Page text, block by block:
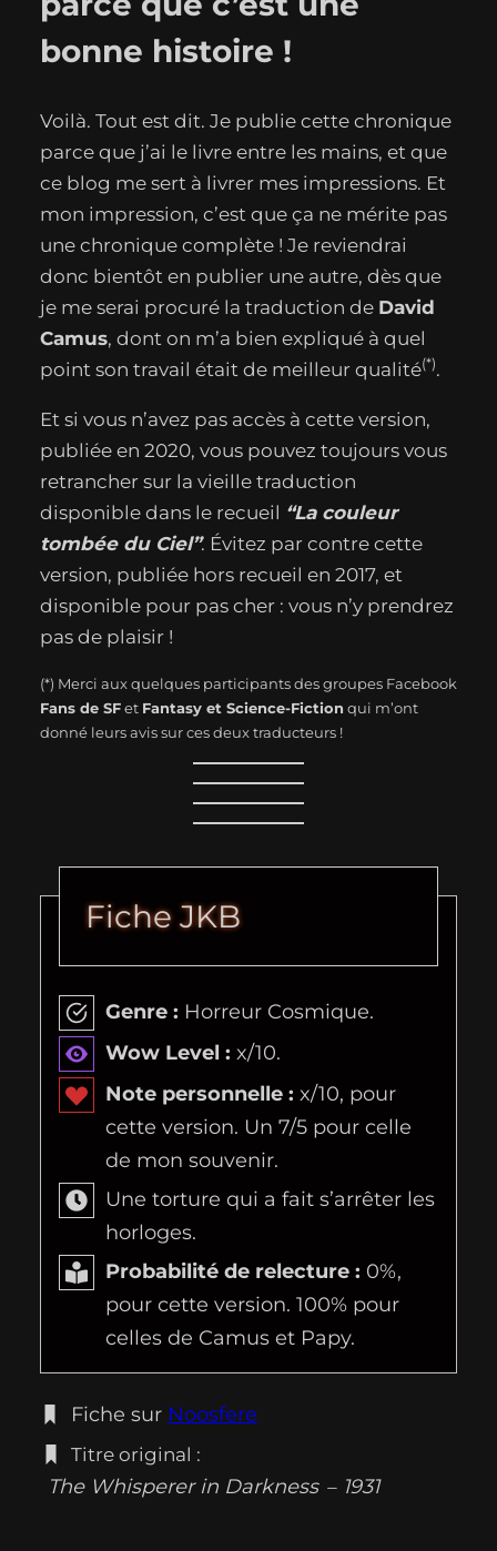
bonne histoire !
Voilà. Tout est dit. Je publie cette chronique
parce que j’ai le livre entre les mains, et que
ce blog me sert à livrer mes impressions. Et
mon impression, c’est que ça ne mérite pas
une chronique complète ! Je reviendrai
donc bientôt en publier une autre, dès que
je me serai procuré la traduction de David
Camus, dont on m’a bien expliqué à quel
point son travail était de meilleur qualité(*).
Et si vous n’avez pas accès à cette version,
publiée en 2020, vous pouvez toujours vous
retrancher sur la vieille traduction
disponible dans le recueil “La couleur
tombée du Ciel”. Évitez par contre cette
version, publiée hors recueil en 2017, et
disponible pour pas cher : vous n’y prendrez
pas de plaisir !
(*) Merci aux quelques participants des groupes Facebook
Fans de SFet Fantasy et Science-Fiction qui m’ont
donné leurs avis sur ces deux traducteurs !
Fiche JKB
Genre : Horreur Cosmique.
Wow Level : x/10.
Note personnelle : x/10, pour
cette version. Un 7/5 pour celle
de mon souvenir.
Une torture qui a fait s’arrêter les
horloges.
Probabilité de relecture : 0%,
pour cette version. 100% pour
celles de Camus et Papy.
Fiche sur Noosfere
Titre original :
The Whisperer in Darkness – 1931